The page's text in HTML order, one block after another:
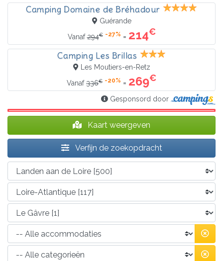
Camping Domaine de Bréhadour
Guérande
Vanaf294€ -27% = 214€
Camping Les Brillas
Les Moutiers-en-Retz
Vanaf336€ -20% = 269€
Gesponsord door
Kaart weergeven
Verfijn de zoekopdracht